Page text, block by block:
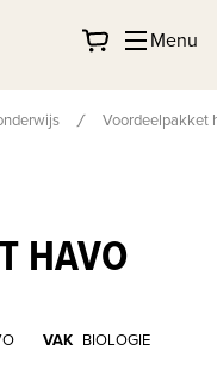
Menu
Voordeelpakket
HAVO
VAK BIOLOGIE